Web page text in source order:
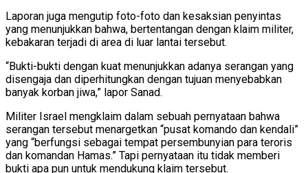
Laporan juga mengutip foto-foto dan kesaksian penyintas
yang menunjukkan bahwa, bertentangan dengan klaim militer,
kebakaran terjadi di area di luar lantai tersebut.
“Bukti-bukti dengan kuat menunjukkan adanya serangan yang
disengaja dan diperhitungkan dengan tujuan menyebabkan
banyak korban jiwa,” lapor Sanad.
Militer Israel mengklaim dalam sebuah pernyataan bahwa
serangan tersebut menargetkan “pusat komando dan kendali”
yang “berfungsi sebagai tempat persembunyian para teroris
dan komandan Hamas.” Tapi pernyataan itu tidak memberi
bukti apa pun untuk mendukung klaim tersebut.